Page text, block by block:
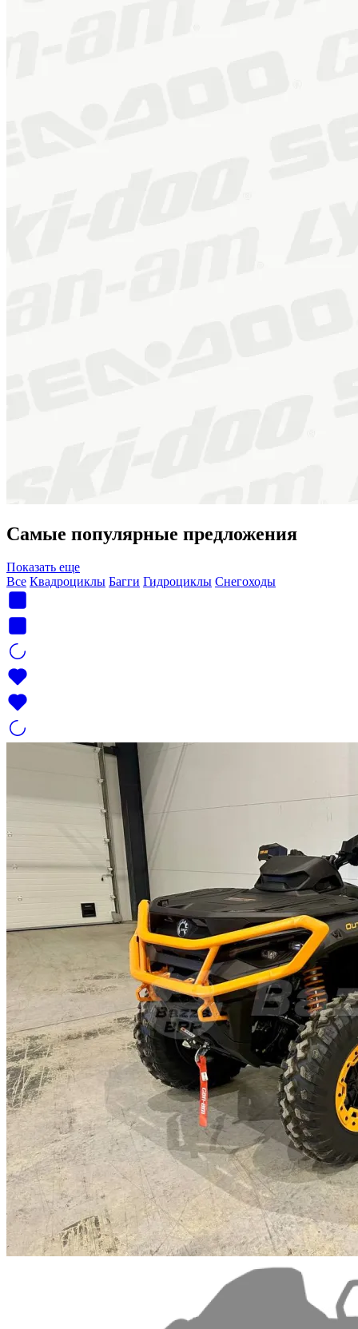
Самые популярные предложения
Показать еще
Все Квадроциклы Багги Гидроциклы Снегоходы